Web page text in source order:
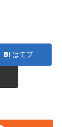
はてブ